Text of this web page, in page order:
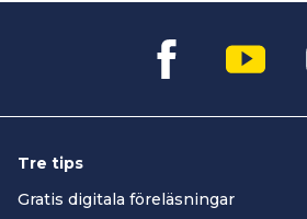
Tre tips
Gratis digitala föreläsningar